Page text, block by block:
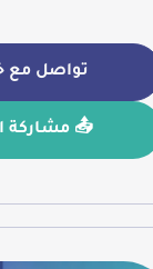
تواصل مع
📤 مشاركة